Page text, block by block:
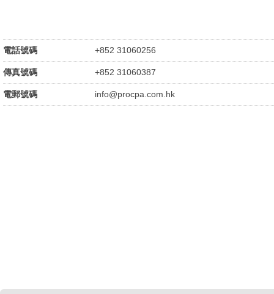
電話號碼 +852 31060256
傳真號碼 +852 31060387
電郵號碼 info@procpa.com.hk